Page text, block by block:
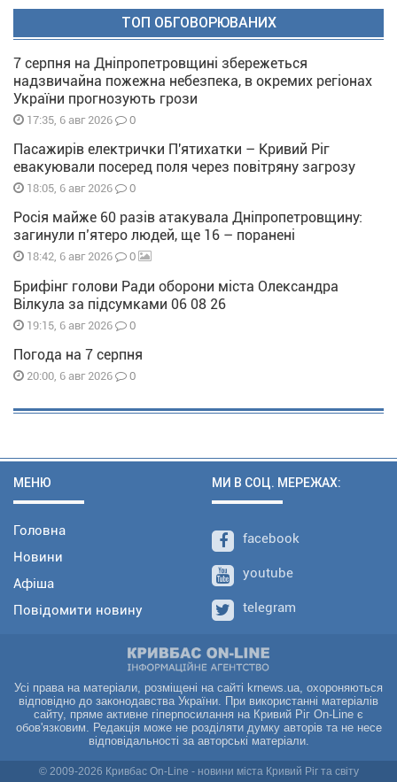
ТОП ОБГОВОРЮВАНИХ
7 серпня на Дніпропетровщині збережеться
надзвичайна пожежна небезпека, в окремих регіонах
України прогнозують грози
17:35, 6 авг 2026 0
Пасажирів електрички П'ятихатки – Кривий Ріг
евакуювали посеред поля через повітряну загрозу
18:05, 6 авг 2026 0
Росія майже 60 разів атакувала Дніпропетровщину:
загинули п’ятеро людей, ще 16 – поранені
18:42, 6 авг 2026 0
Брифінг голови Ради оборони міста Олександра
Вілкула за підсумками 06 08 26
19:15, 6 авг 2026 0
Погода на 7 серпня
20:00, 6 авг 2026 0
МЕНЮ
Головна
Новини
Афіша
Повідомити новину
МИ В СОЦ. МЕРЕЖАХ:
facebook
youtube
telegram
Усі права на матеріали, розміщені на сайті krnews.ua, охороняються
відповідно до законодавства України. При використанні матеріалів
сайту, пряме активне гіперпосилання на Кривий Ріг On-Line є
обов'язковим. Редакція може не розділяти думку авторів та не несе
відповідальності за авторські матеріали.
© 2009-2026 Кривбас On-Line - новини міста Кривий Ріг та світу